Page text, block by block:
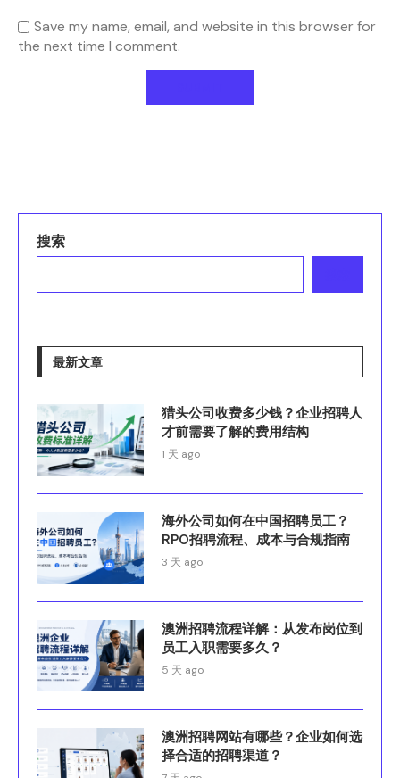
Save my name, email, and website in this browser for
the next time I comment.
搜索
最新文章
猎头公司收费多少钱？企业招聘人
才前需要了解的费用结构
1 天 ago
海外公司如何在中国招聘员工？
RPO招聘流程、成本与合规指南
3 天 ago
澳洲招聘流程详解：从发布岗位到
员工入职需要多久？
5 天 ago
澳洲招聘网站有哪些？企业如何选
择合适的招聘渠道？